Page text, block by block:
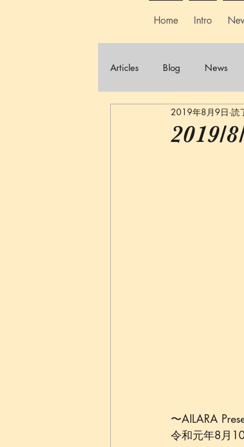
Home Intro
Articles Blog News
2019/
2019年8月9日 読
〜AILARA
令和元年8月